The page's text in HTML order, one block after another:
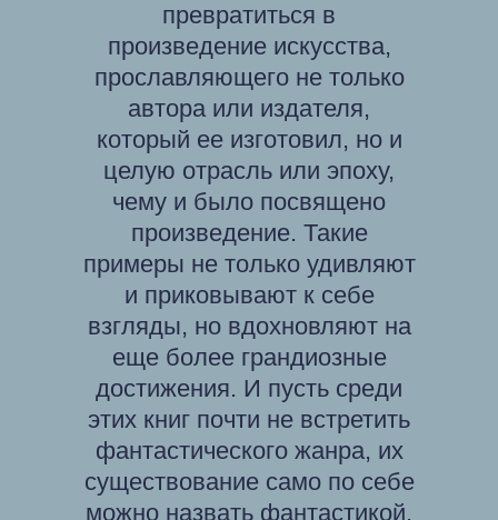
превратиться в
произведение искусства,
прославляющего не только
автора или издателя,
который ее изготовил, но и
целую отрасль или эпоху,
чему и было посвящено
произведение. Такие
примеры не только удивляют
и приковывают к себе
взгляды, но вдохновляют на
еще более грандиозные
достижения. И пусть среди
этих книг почти не встретить
фантастического жанра, их
существование само по себе
можно назвать фантастикой.